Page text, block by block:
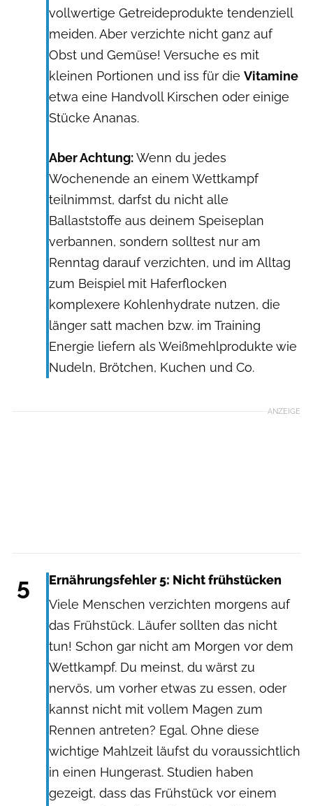
vollwertige Getreideprodukte tendenziell
meiden. Aber verzichte nicht ganz auf
Obst und Gemüse! Versuche es mit
kleinen Portionen und iss für die Vitamine
etwa eine Handvoll Kirschen oder einige
Stücke Ananas.
Aber Achtung:Wenn du jedes
Wochenende an einem Wettkampf
teilnimmst, darfst du nicht alle
Ballaststoffe aus deinem Speiseplan
verbannen, sondern solltest nur am
Renntag darauf verzichten, und im Alltag
zum Beispiel mit Haferflocken
komplexere Kohlenhydrate nutzen, die
länger satt machen bzw. im Training
Energie liefern als Weißmehlprodukte wie
Nudeln, Brötchen, Kuchen und Co.
ANZEIGE
5
Ernährungsfehler 5: Nicht frühstücken
Viele Menschen verzichten morgens auf
das Frühstück. Läufer sollten das nicht
tun! Schon gar nicht am Morgen vor dem
Wettkampf. Du meinst, du wärst zu
nervös, um vorher etwas zu essen, oder
kannst nicht mit vollem Magen zum
Rennen antreten? Egal. Ohne diese
wichtige Mahlzeit läufst du voraussichtlich
in einen Hungerast. Studien haben
gezeigt, dass das Frühstück vor einem